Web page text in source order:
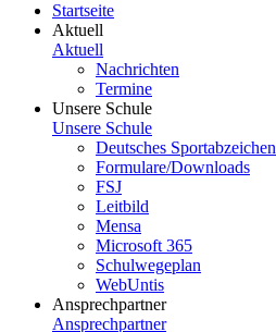
Startseite
Aktuell
Aktuell
Nachrichten
Termine
Unsere Schule
Unsere Schule
Deutsches Sportabzeichen
Formulare/Downloads
FSJ
Leitbild
Mensa
Microsoft 365
Schulwegeplan
WebUntis
Ansprechpartner
Ansprechpartner